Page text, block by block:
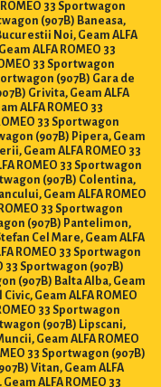
33 Sportwagon
(907B) Baneasa,
Noi, Geam ALFA
ALFA ROMEO 33
33 Sportwagon
(907B) Gara de
Grivita, Geam ALFA
ALFA ROMEO 33
33 Sportwagon
(907B) Pipera, Geam
Geam ALFA ROMEO 33
ROMEO 33 Sportwagon
(907B) Colentina,
Geam ALFA ROMEO
33 Sportwagon
(907B) Pantelimon,
Cel Mare, Geam ALFA
ROMEO 33 Sportwagon
33 Sportwagon (907B)
(907B) Balta Alba, Geam
Geam ALFA ROMEO
33 Sportwagon
(907B) Lipscani,
Geam ALFA ROMEO
33 Sportwagon (907B)
Vitan, Geam ALFA
ALFA ROMEO 33